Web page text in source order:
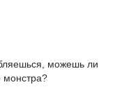
можешь ли
монстра?